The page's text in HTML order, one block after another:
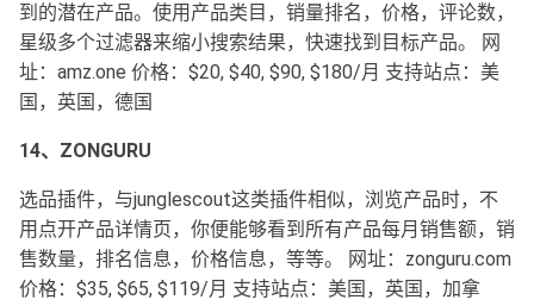
到的潜在产品。使用产品类目，销量排名，价格，评论数，
星级多个过滤器来缩小搜索结果，快速找到目标产品。 网
址：amz.one 价格：$20, $40, $90, $180/月 支持站点：美
国，英国，德国
14、ZONGURU
选品插件，与junglescout这类插件相似，浏览产品时，不
用点开产品详情页，你便能够看到所有产品每月销售额，销
售数量，排名信息，价格信息，等等。 网址：zonguru.com
价格：$35, $65, $119/月 支持站点：美国，英国，加拿